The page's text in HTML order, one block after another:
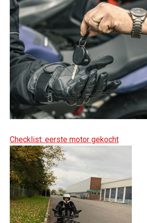
Checklist: eerste motor gekocht